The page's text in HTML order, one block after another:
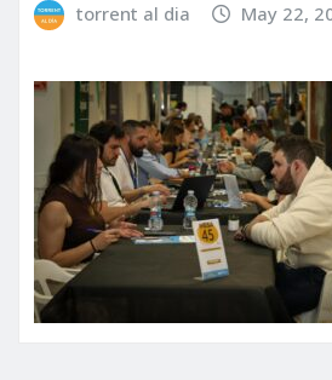
torrent al dia May 22,